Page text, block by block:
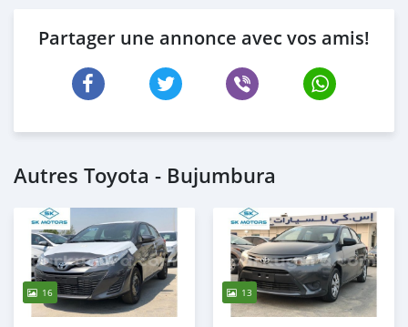
Partager une annonce avec vos amis!
Autres Toyota - Bujumbura
16 13